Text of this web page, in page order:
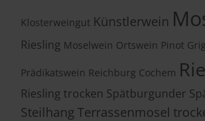
Klosterweingut Künstlerwein
Riesling Moselwein Ortswein Pinot
Prädikatswein Reichburg Cochem
Riesling trocken Spätburgunder
Steilhang Terrassenmosel